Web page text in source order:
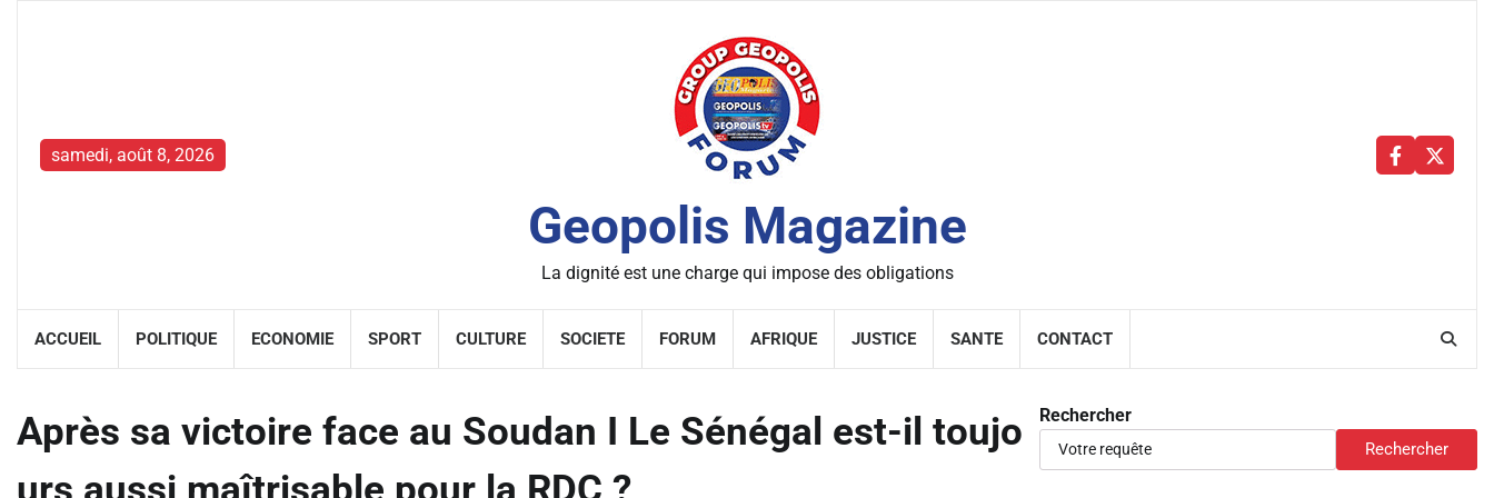
samedi, août 8, 2026
Geopolis Magazine
La dignité est une charge qui impose des obligations
Facebbok
X
ACCUEIL POLITIQUE ECONOMIE SPORT CULTURE SOCIETE FORUM AFRIQUE JUSTICE SANTE CONTACT
Après sa victoire face au Soudan I Le Sénégal est-il toujo
Rechercher
Rechercher